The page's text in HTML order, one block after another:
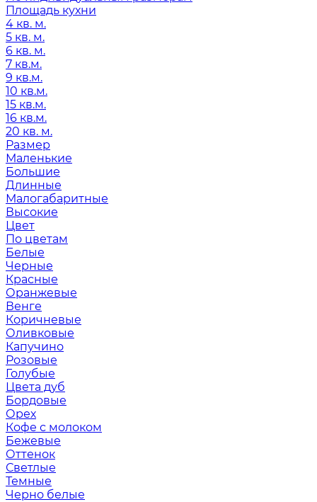
Площадь кухни
4 кв. м.
5 кв. м.
6 кв. м.
7 кв.м.
9 кв.м.
10 кв.м.
15 кв.м.
16 кв.м.
20 кв. м.
Размер
Маленькие
Большие
Длинные
Малогабаритные
Высокие
Цвет
По цветам
Белые
Черные
Красные
Оранжевые
Венге
Коричневые
Оливковые
Капучино
Розовые
Голубые
Цвета дуб
Бордовые
Орех
Кофе с молоком
Бежевые
Оттенок
Светлые
Темные
Черно белые